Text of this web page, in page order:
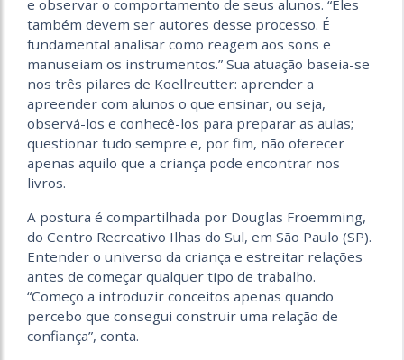
e observar o comportamento de seus alunos. “Eles
também devem ser autores desse processo. É
fundamental analisar como reagem aos sons e
manuseiam os instrumentos.” Sua atuação baseia-se
nos três pilares de Koellreutter: aprender a
apreender com alunos o que ensinar, ou seja,
observá-los e conhecê-los para preparar as aulas;
questionar tudo sempre e, por fim, não oferecer
apenas aquilo que a criança pode encontrar nos
livros.
A postura é compartilhada por Douglas Froemming,
do Centro Recreativo Ilhas do Sul, em São Paulo (SP).
Entender o universo da criança e estreitar relações
antes de começar qualquer tipo de trabalho.
“Começo a introduzir conceitos apenas quando
percebo que consegui construir uma relação de
confiança”, conta.